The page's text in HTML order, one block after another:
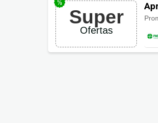
Super
Ofertas